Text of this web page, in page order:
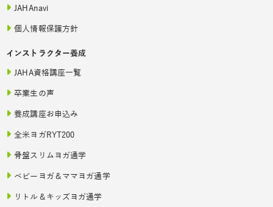
JAHAnavi
個人情報保護方針
インストラクター養成
JAHA資格講座一覧
卒業生の声
養成講座お申込み
全米ヨガRYT200
骨盤スリムヨガ通学
ベビーヨガ＆ママヨガ通学
リトル＆キッズヨガ通学